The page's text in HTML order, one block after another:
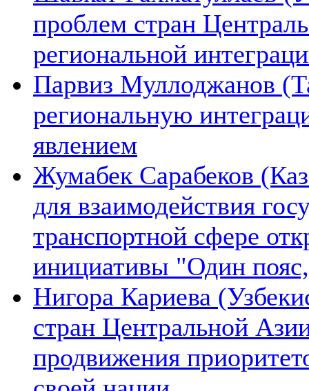
проблем стран
региональной
Парвиз Муллоджанов
региональную
явлением
Жумабек Сарабеков
для взаимодействия
транспортной сфере
инициативы "Один
Нигора Кариева
стран Центральной
продвижения